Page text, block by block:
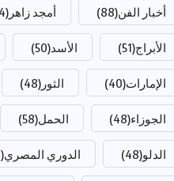
أخبار الفن(88) أمجد زاهر (54)
الأبراج(51) الأسد(50)
الإمارات(40) الثور (48)
الجوزاء(48) الحمل(58)
الدلو(48) الدوري المصري(44)